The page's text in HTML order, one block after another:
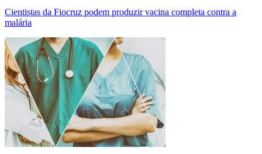
Cientistas da Fiocruz podem produzir vacina completa contra a
malária